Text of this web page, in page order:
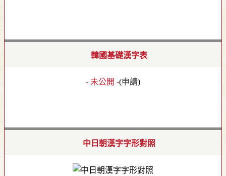
韓國基礎漢字表
- 未公開 -(申請)
中日朝漢字字形對照